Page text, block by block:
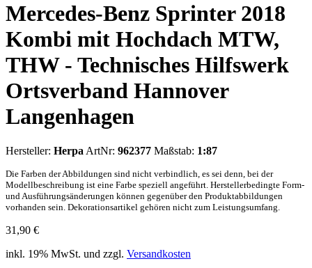
Mercedes-Benz Sprinter 2018
Kombi mit Hochdach MTW,
THW - Technisches Hilfswerk
Ortsverband Hannover
Langenhagen
Hersteller: Herpa ArtNr: 962377 Maßstab: 1:87
Die Farben der Abbildungen sind nicht verbindlich, es sei denn, bei der
Modellbeschreibung ist eine Farbe speziell angeführt. Herstellerbedingte Form-
und Ausführungsänderungen können gegenüber den Produktabbildungen
vorhanden sein. Dekorationsartikel gehören nicht zum Leistungsumfang.
31,90 €
inkl. 19% MwSt. und zzgl. Versandkosten